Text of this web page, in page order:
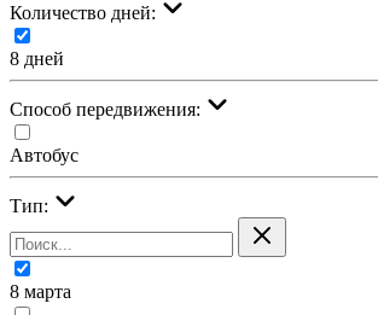
Количество дней:
8 дней
Cпособ передвижения:
Автобус
Тип:
8 марта